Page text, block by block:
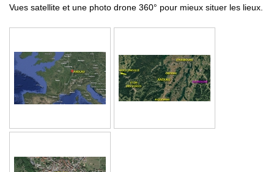
Vues satellite et une photo drone 360° pour mieux situer les lieux.